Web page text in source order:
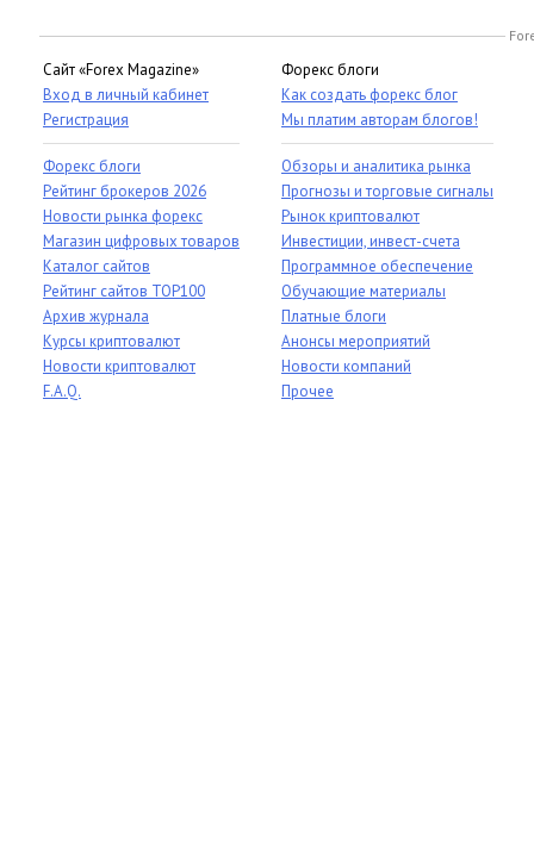
Сайт «Forex Magazine»
Вход в личный кабинет
Регистрация
Форекс блоги
Рейтинг брокеров 2026
Новости рынка форекс
Магазин цифровых товаров
Каталог сайтов
Рейтинг сайтов TOP100
Архив журнала
Курсы криптовалют
Новости криптовалют
F.A.Q.
Форекс блоги
Как создать форекс блог
Мы платим авторам блогов!
Обзоры и аналитика рынка
Прогнозы и торговые сигналы
Рынок криптовалют
Инвестиции, инвест-счета
Программное обеспечение
Обучающие материалы
Платные блоги
Анонсы мероприятий
Новости компаний
Прочее